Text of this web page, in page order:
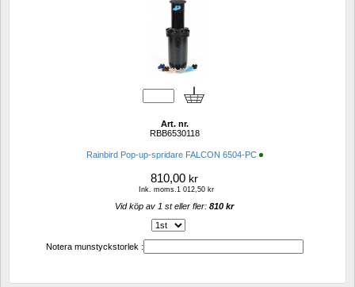
Art. nr.
RBB6530118
Rainbird Pop-up-spridare FALCON 6504-PC
810,00 kr
Ink. moms.1 012,50 kr
Vid köp av 1 st eller fler: 810 kr
Notera munstyckstorlek :